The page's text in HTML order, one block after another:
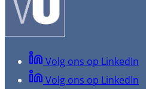
Volg ons op LinkedIn
Volg ons op LinkedIn